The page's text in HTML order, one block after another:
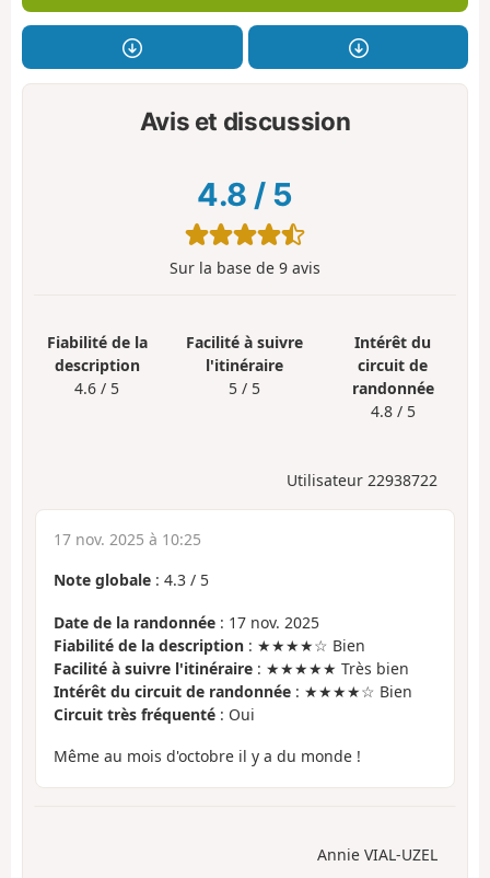
Avis et discussion
4.8 / 5
Sur la base de 9 avis
Fiabilité de la
description
4.6 / 5
Facilité à suivre
l'itinéraire
5 / 5
Intérêt du
circuit de
randonnée
4.8 / 5
Utilisateur 22938722
17 nov. 2025 à 10:25
Note globale : 4.3 / 5
Date de la randonnée : 17 nov. 2025
Fiabilité de la description : ★★★★☆ Bien
Facilité à suivre l'itinéraire : ★★★★★ Très bien
Intérêt du circuit de randonnée : ★★★★☆ Bien
Circuit très fréquenté : Oui
Même au mois d'octobre il y a du monde !
Annie VIAL-UZEL